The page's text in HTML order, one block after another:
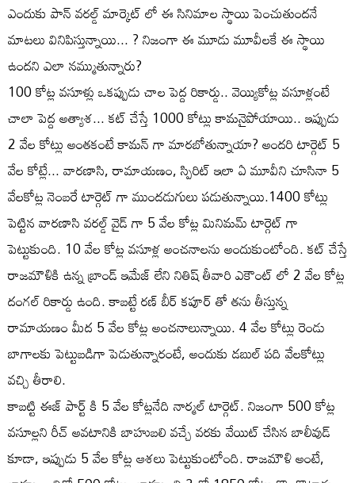
ఎందుకు పాన్ వరల్డ్ మార్కెట్ లో ఈ సినిమాల స్థాయి పెంచుతుందనే
మాటలు వినిపిస్తున్నాయి... ? నిజంగా ఈ మూడు మూవీలకే ఈ స్థాయి
ఉందని ఎలా నమ్ముతున్నారు?
100 కోట్ల వసూళ్లు ఒకప్పుడు చాల పెద్ద రికార్డు.. వెయ్యికోట్ల వసూళ్లంటే
చాలా పెద్ద అత్యాశ... కట్ చేస్తే 1000 కోట్లు కామనైపోయాయి.. ఇప్పుడు
2 వేల కోట్లు అంతకంటే కామన్ గా మారబోతున్నాయా? అందరి టార్గెట్ 5
వేల కోట్లే... వారణాసి, రామాయణం, స్పిరిట్ ఇలా ఏ మూవీని చూసినా 5
వేలకోట్ల నెంబరే టార్గెట్ గా ముందడుగులు పడుతున్నాయి.1400 కోట్లు
పెట్టిన వారణాసి వరల్డ్ వైడ్ గా 5 వేల కోట్ల మినిమమ్ టార్గెట్ గా
పెట్టుకుంది. 10 వేల కోట్ల వసూళ్ల అంచనాలను అందుకుంటోంది. కట్ చేస్తే
రాజమౌళికి ఉన్న బ్రాండ్ ఇమేజ్ లేని నితిష్ తీవారి ఎకౌంట్ లో 2 వేల కోట్ల
దంగల్ రికార్డు ఉంది. కాబట్టే రణ్ బీర్ కపూర్ తో తను తీస్తున్న
రామాయణం మీద 5 వేల కోట్ల అంచనాలున్నాయి. 4 వేల కోట్లు రెండు
బాగాలకు పెట్టుబడిగా పెడుతున్నారంటే, అందుకు డబుల్ పది వేలకోట్లు
వచ్చి తీరాలి.
కాబట్టి ఈజ్ పార్ట్ కి 5 వేల కోట్లనేది నార్మల్ టార్గెట్. నిజంగా 500 కోట్ల
వసూల్లని రీచ్ అవటానికి బాహుబలి వచ్చే వరకు వేయిట్ చేసిన బాలీవుడ్
కూడా, ఇప్పుడు 5 వేల కోట్ల ఆశలు పెట్టుకుంటోంది. రాజమౌళి అంటే,